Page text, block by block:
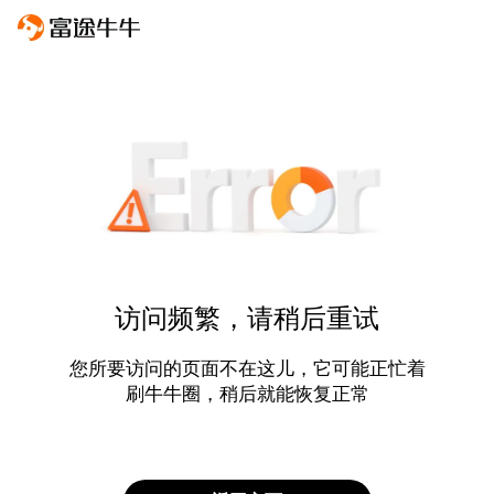
访问频繁，请稍后重试
您所要访问的页面不在这儿，它可能正忙着
刷牛牛圈，稍后就能恢复正常